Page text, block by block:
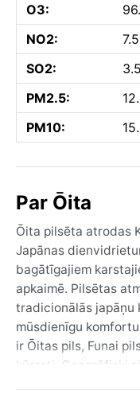
O3:
NO2:
SO2:
PM2.5:
PM10:
Par Ōita
Ōita pilsēta atrodas
Japānas
bagātīgajiem
apkaimē. Pilsētas
tradicionālās japāņu
mūsdienīgu
ir Ōitas pils, Funai
kūrorti. Ģeogrāfiski